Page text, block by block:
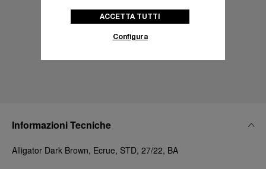
Informazioni Tecniche
Alligator Dark Brown, Ecrue, STD, 27/22, BA
ACCETTA TUTTI
Configura